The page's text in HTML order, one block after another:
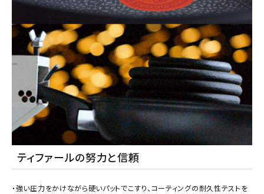
ティファールの努力と信頼
・強い圧力をかけながら硬いパットでこすり、コーティングの耐久性テストを